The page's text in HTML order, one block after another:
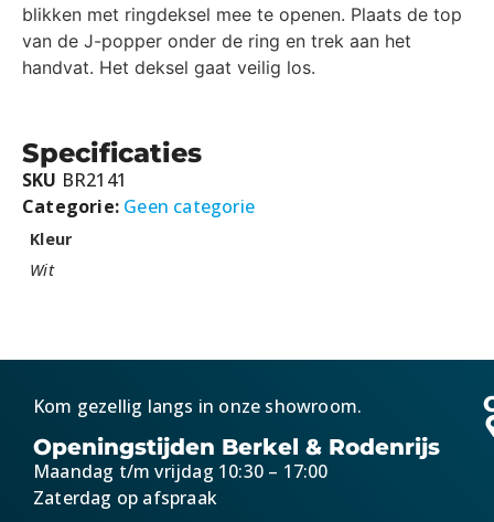
blikken met ringdeksel mee te openen. Plaats de top
van de J-popper onder de ring en trek aan het
handvat. Het deksel gaat veilig los.
Specificaties
SKU BR2141
Categorie: Geen categorie
Kleur
Wit
Kom gezellig langs in onze showroom.
Openingstijden Berkel & Rodenrijs
Maandag t/m vrijdag 10:30 – 17:00
Zaterdag op afspraak